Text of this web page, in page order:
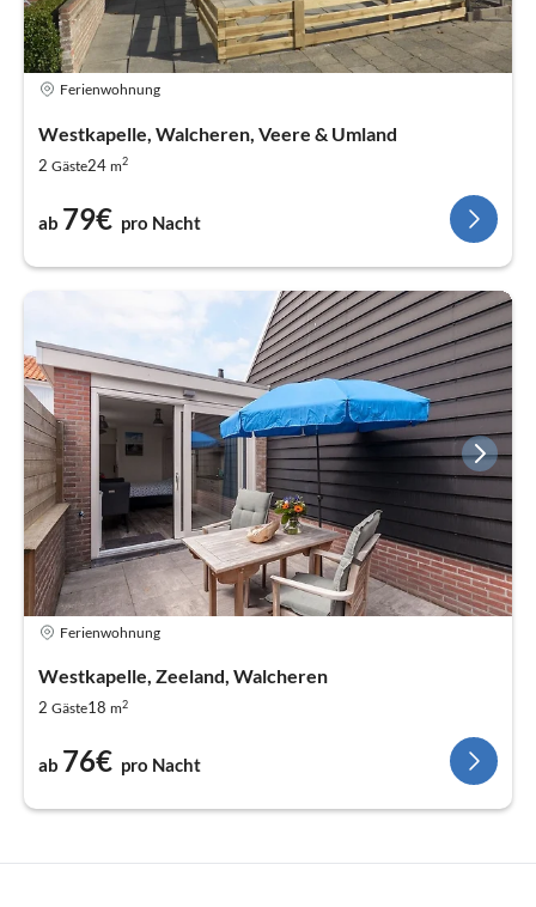
Ferienwohnung
Westkapelle, Walcheren, Veere & Umland
2 Gäste24 m2
ab 79€ pro Nacht
Ferienwohnung
Westkapelle, Zeeland, Walcheren
2 Gäste18 m2
ab 76€ pro Nacht